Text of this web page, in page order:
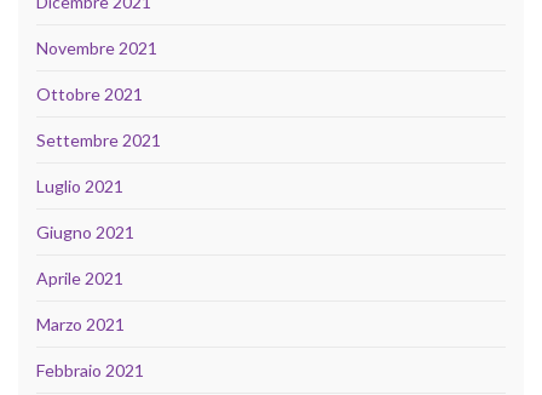
Novembre 2021
Ottobre 2021
Settembre 2021
Luglio 2021
Giugno 2021
Aprile 2021
Marzo 2021
Febbraio 2021